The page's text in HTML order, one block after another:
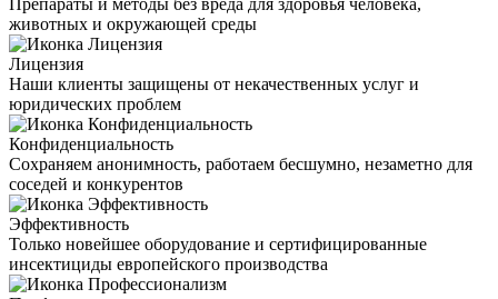
животных и окружающей среды
Лицензия
Наши клиенты защищены от некачественных услуг и
юридических проблем
Конфиденциальность
Сохраняем анонимность, работаем бесшумно, незаметно для
соседей и конкурентов
Эффективность
Только новейшее оборудование и сертифицированные
инсектициды европейского производства